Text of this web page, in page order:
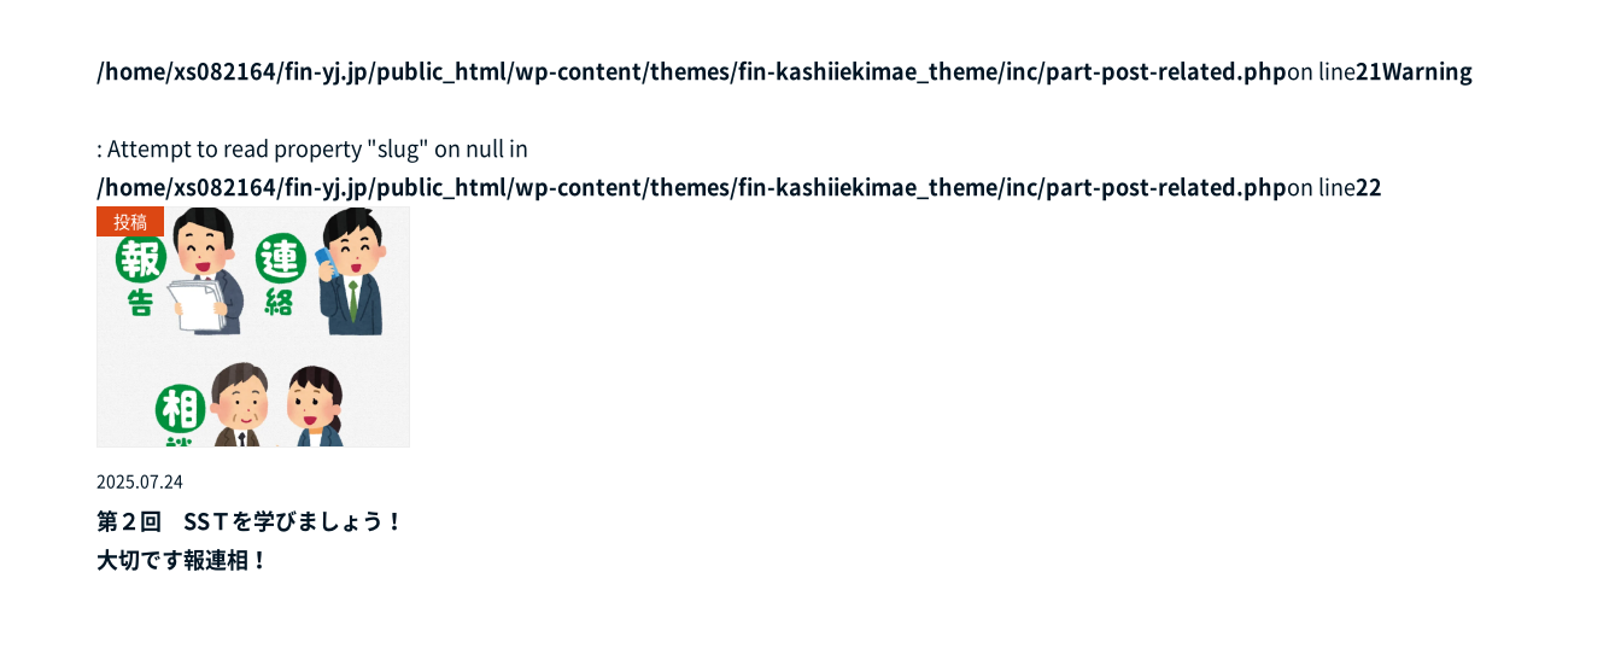
/home/xs082164/fin-yj.jp/public_html/wp-content/themes/fin-kashiiekimae_theme/inc/part-post-related.phpon line21Warning
: Attempt to read property "slug" on null in
/home/xs082164/fin-yj.jp/public_html/wp-content/themes/fin-kashiiekimae_theme/inc/part-post-related.phpon line22
投稿
2025.07.24
第２回 SSＴを学びましょう！
大切です報連相！